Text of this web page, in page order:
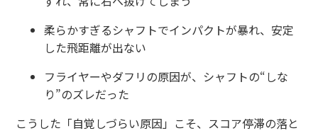
柔らかすぎるシャフトでインパクトが暴れ、安定
した飛距離が出ない
フライヤーやダフリの原因が、シャフトの“しな
り”のズレだった
こうした「自覚しづらい原因」こそ、スコア停滞の落と